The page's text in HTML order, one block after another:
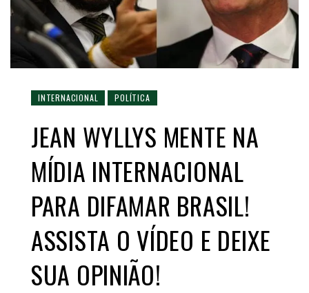
INTERNACIONAL POLÍTICA
JEAN WYLLYS MENTE NA
MÍDIA INTERNACIONAL
PARA DIFAMAR BRASIL!
ASSISTA O VÍDEO E DEIXE
SUA OPINIÃO!